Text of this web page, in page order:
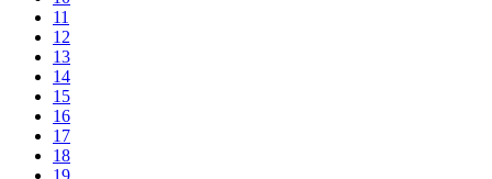
11
12
13
14
15
16
17
18